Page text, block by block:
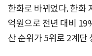
한화로 바뀌었다. 한화
억원으로 전년 대비
산 순위가 5위로 2계단